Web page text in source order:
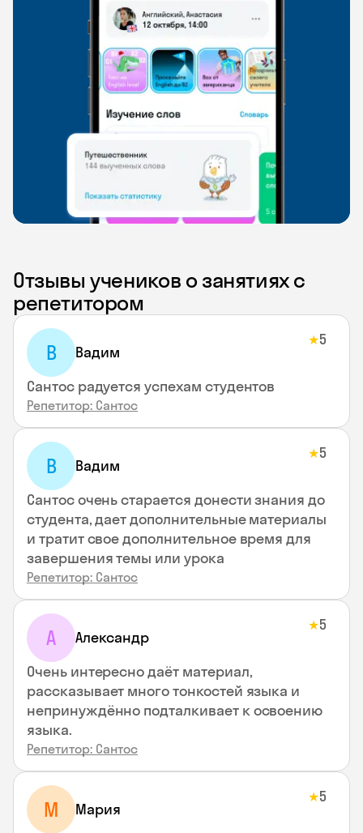
Отзывы учеников о занятиях с
репетитором
В Вадим
★5
Сантос радуется успехам студентов
Репетитор: Сантос
В Вадим
★5
Сантос очень старается донести знания до
студента, дает дополнительные материалы
и тратит свое дополнительное время для
завершения темы или урока
Репетитор: Сантос
А Александр
★5
Очень интересно даёт материал,
рассказывает много тонкостей языка и
непринуждённо подталкивает к освоению
языка.
Репетитор: Сантос
М Мария
★5